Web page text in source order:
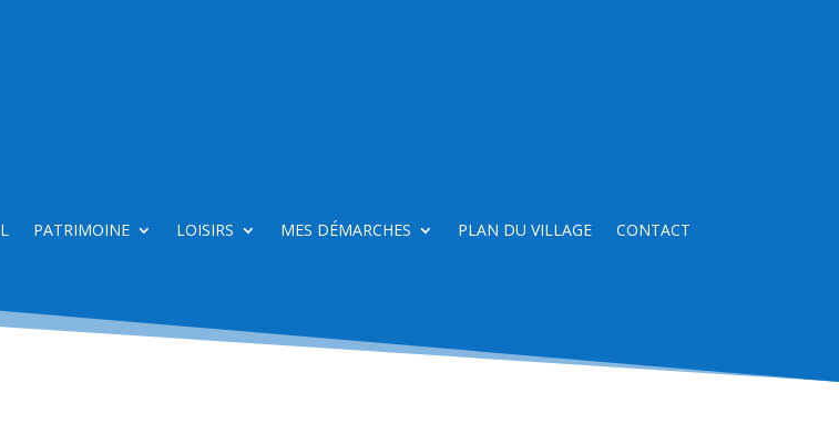
PATRIMOINE LOISIRS MES DÉMARCHES PLAN DU VILLAGE CONTACT